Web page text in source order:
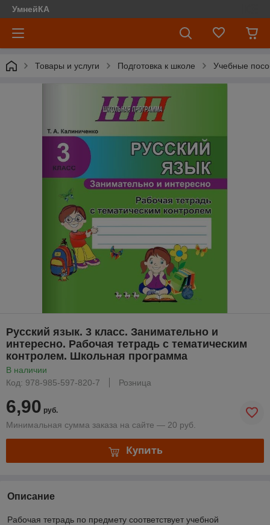
УмнейКА
Товары и услуги Подготовка к школе Учебные
Русский язык. 3 класс. Занимательно и
интересно. Рабочая тетрадь с тематическим
контролем. Школьная программа
В наличии
Код: 978-985-597-820-7
Розница
6,90 руб.
Минимальная сумма заказа на сайте — 20 руб.
Купить
Описание
Рабочая тетрадь по предмету соответствует учебной